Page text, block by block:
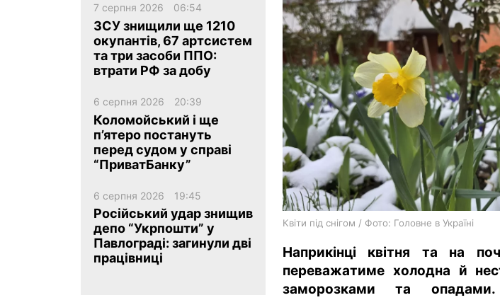
en
Квіти під снігом / Фото: Головне в Україні
Наприкінці квітня та на
переважатиме холодна й
заморозками та
7 серпня 2026 06:54
ЗСУ знищили ще 1210
окупантів, 67 артсистем
та три засоби ППО:
втрати РФ за добу
6 серпня 2026 20:39
Коломойський і ще
п’ятеро постануть
перед судом у справі
“ПриватБанку”
6 серпня 2026 19:45
Російський удар знищив
депо “Укрпошти” у
Павлограді: загинули дві
працівниці